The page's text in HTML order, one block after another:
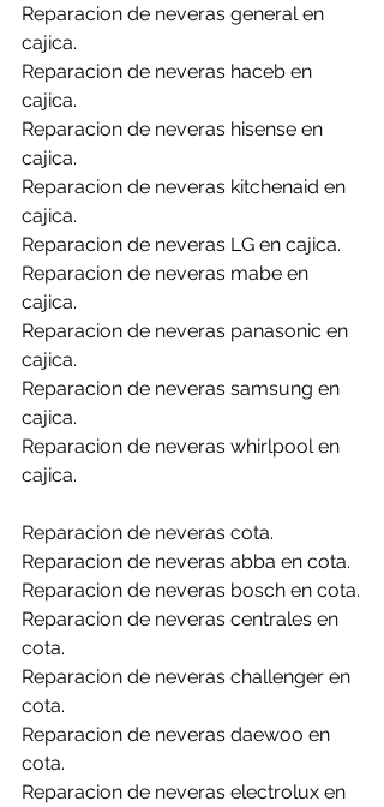
Reparacion de neveras general en
cajica.
Reparacion de neveras haceb en
cajica.
Reparacion de neveras hisense en
cajica.
Reparacion de neveras kitchenaid en
cajica.
Reparacion de neveras LG en cajica.
Reparacion de neveras mabe en
cajica.
Reparacion de neveras panasonic en
cajica.
Reparacion de neveras samsung en
cajica.
Reparacion de neveras whirlpool en
cajica.
Reparacion de neveras cota.
Reparacion de neveras abba en cota.
Reparacion de neveras bosch en cota.
Reparacion de neveras centrales en
cota.
Reparacion de neveras challenger en
cota.
Reparacion de neveras daewoo en
cota.
Reparacion de neveras electrolux en